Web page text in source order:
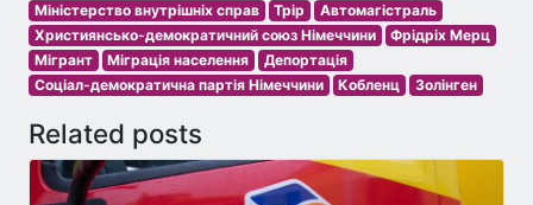
Міністерство внутрішніх справ
Трір
Автомагістраль
Християнсько-демократичний союз Німеччини
Фрідріх Мерц
Мігрант
Міграція населення
Депортація
Соціал-демократична партія Німеччини
Кобленц Золінген
Related posts